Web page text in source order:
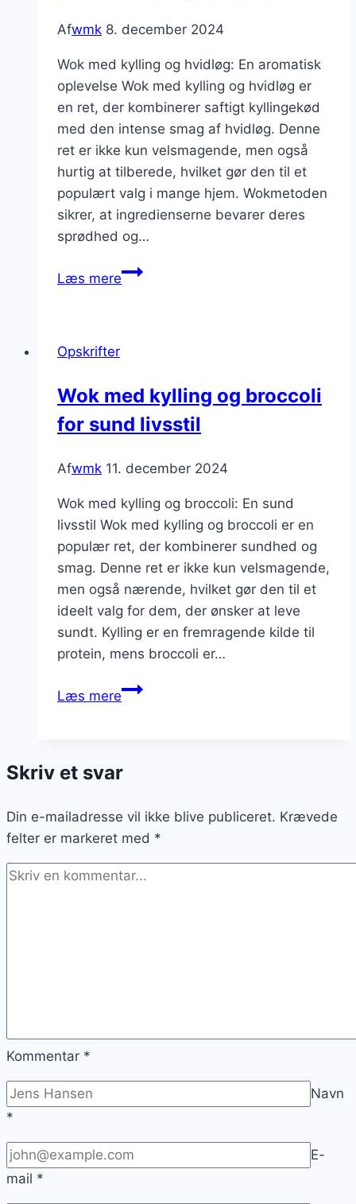
Afwmk 8. december 2024
Wok med kylling og hvidløg: En aromatisk
oplevelse Wok med kylling og hvidløg er
en ret, der kombinerer saftigt kyllingekød
med den intense smag af hvidløg. Denne
ret er ikke kun velsmagende, men også
hurtig at tilberede, hvilket gør den til et
populært valg i mange hjem. Wokmetoden
sikrer, at ingredienserne bevarer deres
sprødhed og…
Læs mereWok
aromatisk
oplevelse
Opskrifter
Wok med kylling og broccoli
for sund livsstil
Afwmk 11. december 2024
Wok med kylling og broccoli: En sund
livsstil Wok med kylling og broccoli er en
populær ret, der kombinerer sundhed og
smag. Denne ret er ikke kun velsmagende,
men også nærende, hvilket gør den til et
ideelt valg for dem, der ønsker at leve
sundt. Kylling er en fremragende kilde til
protein, mens broccoli er…
Læs mereWok
broccoli
sund
livsstil
Skriv et svar
Din e-mailadresse vil ikke blive publiceret. Krævede
felter er markeret med *
Kommentar *
Navn
*
E-
mail *